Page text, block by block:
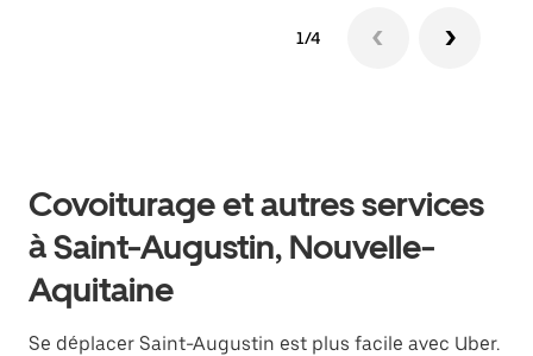
1/4
Covoiturage et autres services
à Saint-Augustin, Nouvelle-
Aquitaine
Se déplacer Saint-Augustin est plus facile avec Uber.